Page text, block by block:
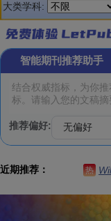
大类学科:
智能期刊推荐助手
推荐偏好:
近期推荐： 热